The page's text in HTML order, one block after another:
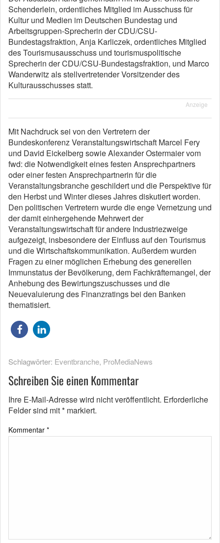
Schenderlein, ordentliches Mitglied im Ausschuss für
Kultur und Medien im Deutschen Bundestag und
Arbeitsgruppen-Sprecherin der CDU/CSU-
Bundestagsfraktion, Anja Karliczek, ordentliches Mitglied
des Tourismusausschuss und tourismuspolitische
Sprecherin der CDU/CSU-Bundestagsfraktion, und Marco
Wanderwitz als stellvertretender Vorsitzender des
Kulturausschusses statt.
Anzeige
Mit Nachdruck sei von den Vertretern der
Bundeskonferenz Veranstaltungswirtschaft Marcel Fery
und David Eickelberg sowie Alexander Ostermaier vom
fwd: die Notwendigkeit eines festen Ansprechpartners
oder einer festen Ansprechpartnerin für die
Veranstaltungsbranche geschildert und die Perspektive für
den Herbst und Winter dieses Jahres diskutiert worden.
Den politischen Vertretern wurde die enge Vernetzung und
der damit einhergehende Mehrwert der
Veranstaltungswirtschaft für andere Industriezweige
aufgezeigt, insbesondere der Einfluss auf den Tourismus
und die Wirtschaftskommunikation. Außerdem wurden
Fragen zu einer möglichen Erhebung des generellen
Immunstatus der Bevölkerung, dem Fachkräftemangel, der
Anhebung des Bewirtungszuschusses und die
Neuevaluierung des Finanzratings bei den Banken
thematisiert.
Schlagwörter: Eventbranche, ProMediaNews
Schreiben Sie einen Kommentar
Ihre E-Mail-Adresse wird nicht veröffentlicht. Erforderliche
Felder sind mit* markiert.
Kommentar *